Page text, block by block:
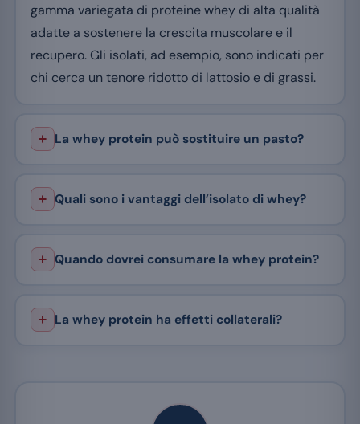
gamma variegata di proteine whey di alta qualità
adatte a sostenere la crescita muscolare e il
recupero. Gli isolati, ad esempio, sono indicati per
chi cerca un tenore ridotto di lattosio e di grassi.
La whey protein può sostituire un pasto?
Quali sono i vantaggi dell’isolato di whey?
Quando dovrei consumare la whey protein?
La whey protein ha effetti collaterali?